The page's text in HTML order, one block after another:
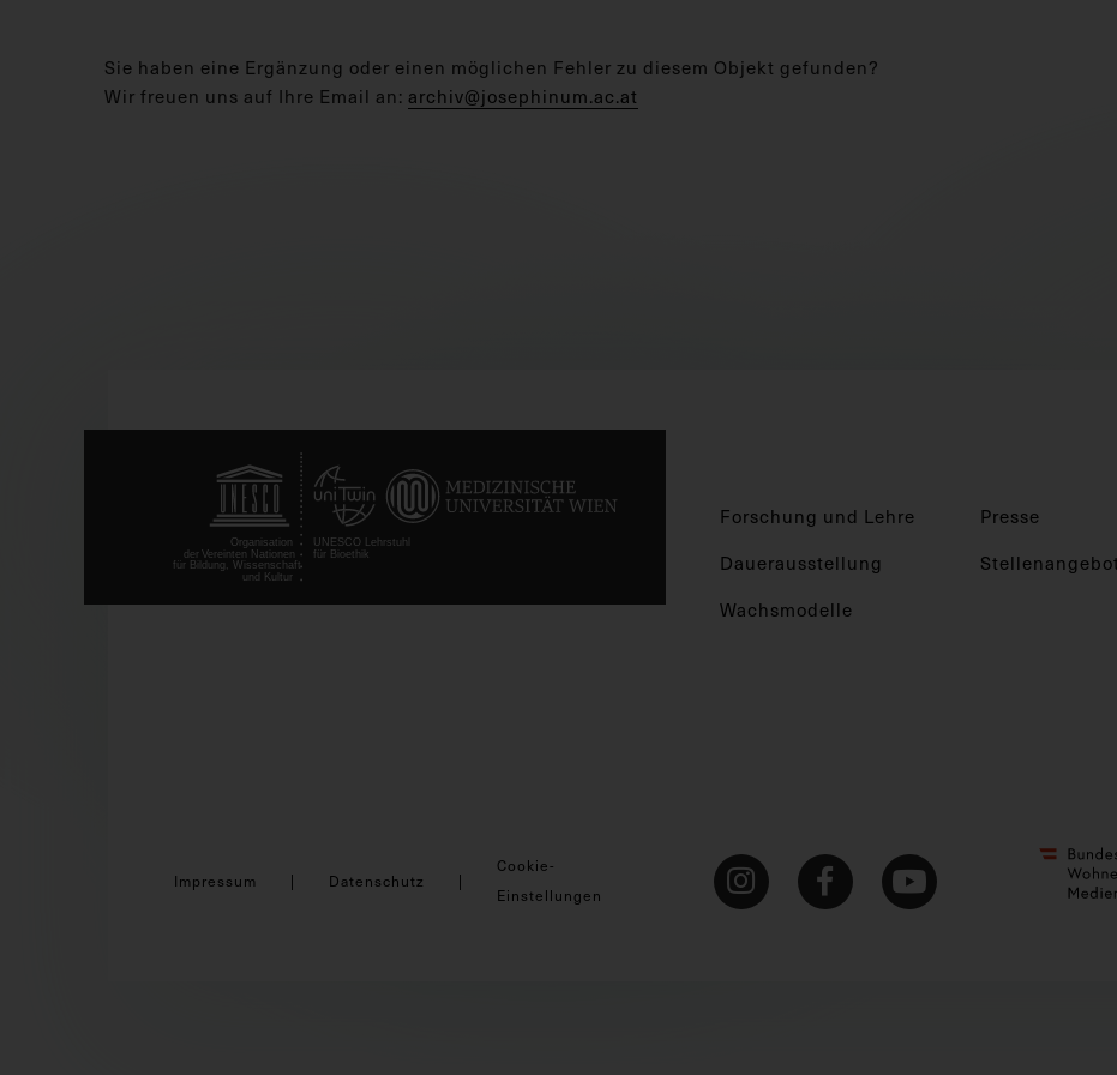
Sie haben eine Ergänzung oder einen möglichen Fehler zu diesem Objekt gefunden?
Wir freuen uns auf Ihre Email an: archiv@josephinum.ac.at
Forschung und Lehre
Dauerausstellung
Wachsmodelle
Presse
Impressum Datenschutz
Cookie-
Einstellungen